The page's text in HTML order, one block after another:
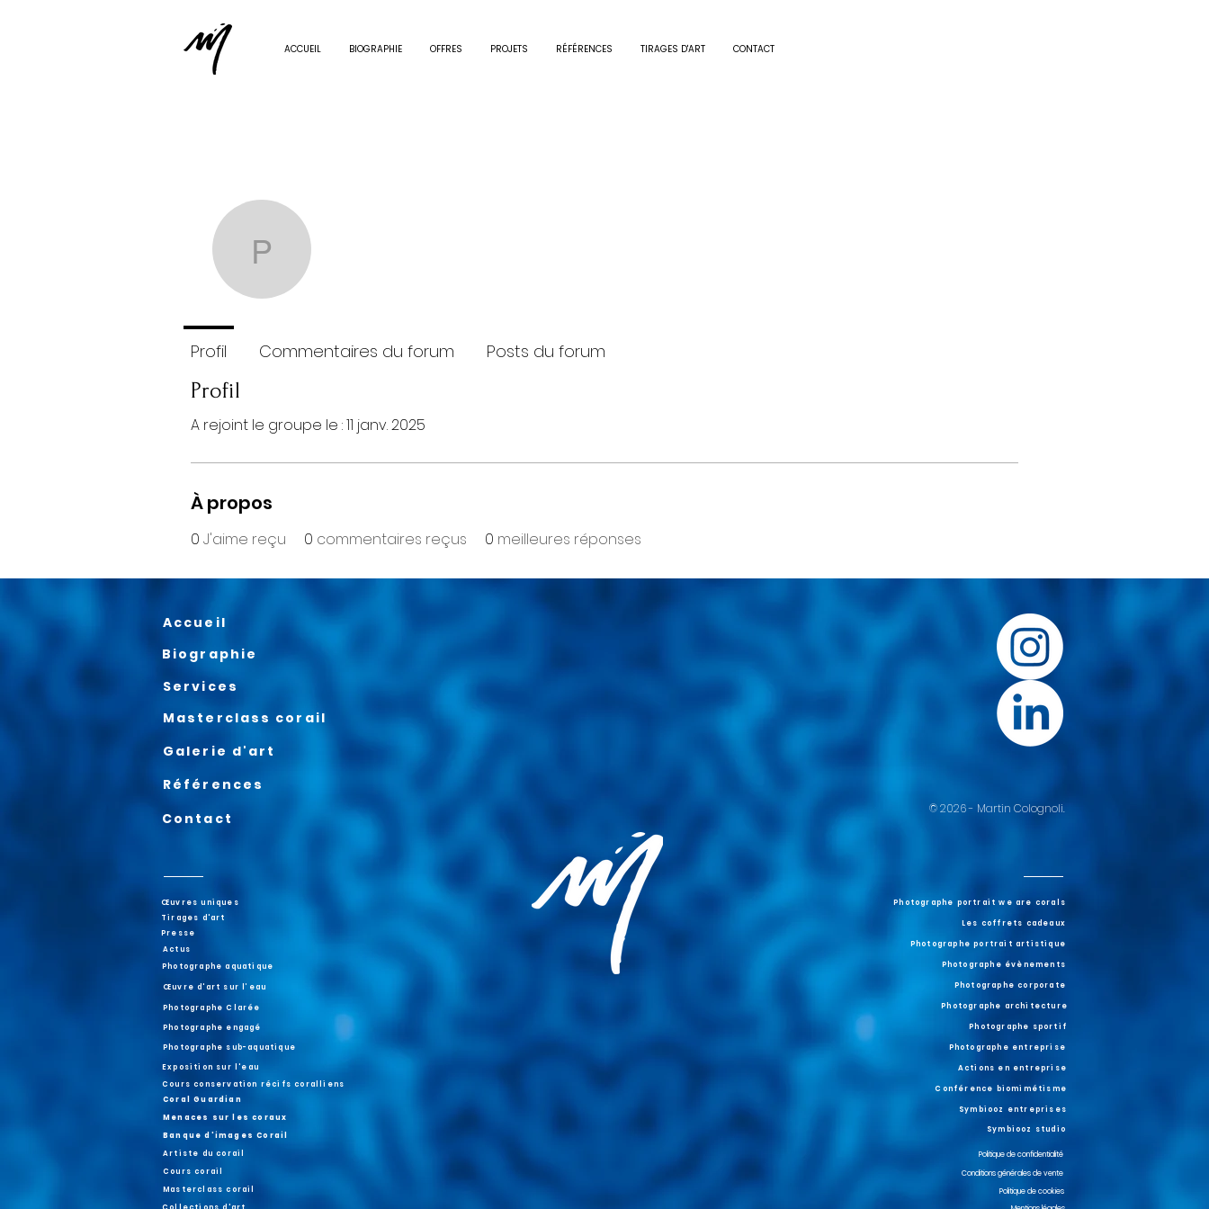
ACCUEIL BIOGRAPHIE OFFRES PROJETS RÉFÉRENCES TIRAGES D'ART CONTACT
Profil
A rejoint le groupe le : 11 janv. 2025
À propos
0 J'aime reçu 0 commentaires reçus 0 meilleures réponses
pauline.decazanove
Profil Commentaires du forum Posts du forum
Accueil
Biographie
Services
Masterclass corail
Galerie d'art
Références
Contact
Œuvres uniques
Tirages d'art
Presse
Actus
Photographe aquatique
Œuvre d'art sur l’eau
Photographe Clarée
Photographe engagé
Photographe sub-aquatique
Exposition sur l'eau
Cours conservation récifs coralliens
Coral Guardian
Menaces sur les coraux
Banque d'images Corail
Artiste du corail
Cours corail
Masterclass corail
© 2026 - Martin Colognoli.
Photographe portrait we are corals
Les coffrets cadeaux
Photographe portrait artistique
Photographe évènements
Photographe corporate
Photographe architecture
Photographe sportif
Photographe entreprise
Actions en entreprise
Conférence biomimétisme
Symbiooz entreprises
Symbiooz studio
Politique de confidentialité
Conditions générales de vente
Politique de cookies